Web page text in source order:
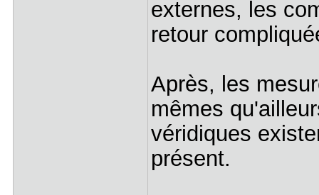
externes, les
retour
Après, les
mêmes
véridiques
présent.